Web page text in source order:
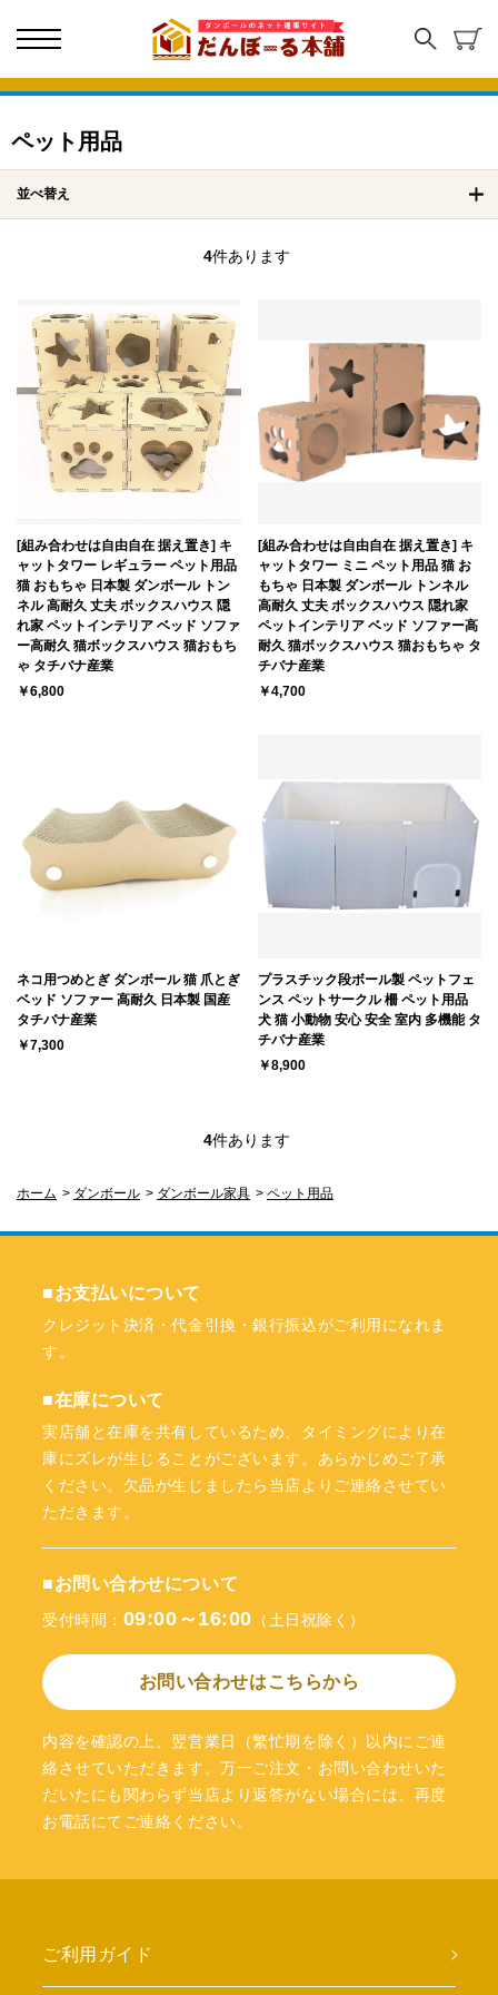
ペット用品
並べ替え
4件あります
[組み合わせは自由自在 据え置き] キ
ャットタワー レギュラー ペット用品
猫 おもちゃ 日本製 ダンボール トン
ネル 高耐久 丈夫 ボックスハウス 隠
れ家 ペットインテリア ベッド ソファ
ー高耐久 猫ボックスハウス 猫おもち
ゃ タチバナ産業
￥6,800
[組み合わせは自由自在 据え置き] キ
ャットタワー ミニ ペット用品 猫 お
もちゃ 日本製 ダンボール トンネル
高耐久 丈夫 ボックスハウス 隠れ家
ペットインテリア ベッド ソファー高
耐久 猫ボックスハウス 猫おもちゃ タ
チバナ産業
￥4,700
ネコ用つめとぎ ダンボール 猫 爪とぎ
ベッド ソファー 高耐久 日本製 国産
タチバナ産業
￥7,300
プラスチック段ボール製 ペットフェ
ンス ペットサークル 柵 ペット用品
犬 猫 小動物 安心 安全 室内 多機能 タ
チバナ産業
￥8,900
4件あります
ホーム > ダンボール > ダンボール家具 > ペット用品
■お支払いについて
クレジット決済・代金引換・銀行振込がご利用になれま
す。
■在庫について
実店舗と在庫を共有しているため、タイミングにより在
庫にズレが生じることがございます。あらかじめご了承
ください。欠品が生じましたら当店よりご連絡させてい
ただきます。
■お問い合わせについて
受付時間： 09:00～16:00 （土日祝除く）
お問い合わせはこちらから
内容を確認の上、翌営業日（繁忙期を除く）以内にご連
絡させていただきます。万一ご注文・お問い合わせいた
だいたにも関わらず当店より返答がない場合には、再度
お電話にてご連絡ください。
ご利用ガイド